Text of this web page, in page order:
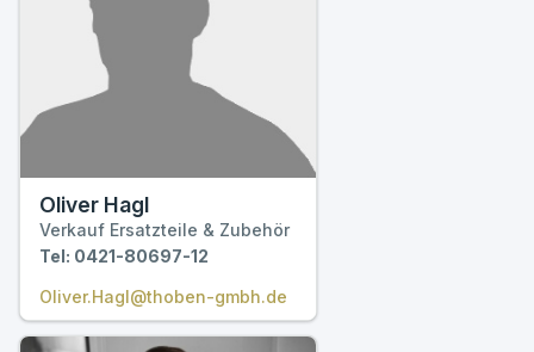
Oliver Hagl
Verkauf Ersatzteile & Zubehör
Tel: 0421-80697-12
Oliver.Hagl@thoben-gmbh.de